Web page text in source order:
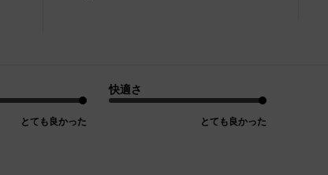
とても良かった
快適さ
とても良かった